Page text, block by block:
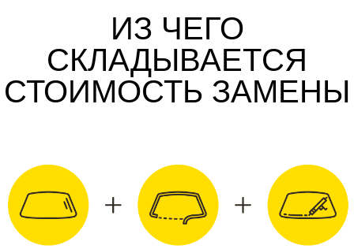
ИЗ ЧЕГО
СКЛАДЫВАЕТСЯ
СТОИМОСТЬ ЗАМЕНЫ